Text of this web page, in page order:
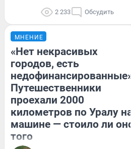
2 233 Обсудить
МНЕНИЕ
«Нет некрасивых
городов, есть
недофинансированные».
Путешественники
проехали 2000
километров по Уралу на
машине — стоило ли оно
того